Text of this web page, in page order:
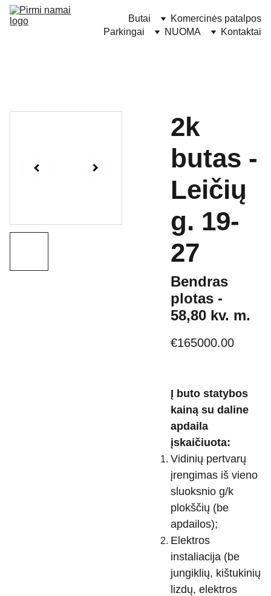
Butai
Komercinės patalpos
Parkingai
NUOMA Kontaktai
2k
butas -
Leičių
g. 19-
27
Bendras
plotas -
58,80 kv. m.
€165000.00
Į buto statybos
kainą su daline
apdaila
įskaičiuota:
Vidinių pertvarų
įrengimas iš vieno
sluoksnio g/k
plokščių (be
apdailos);
Elektros
instaliacija (be
jungiklių, kištukinių
lizdų, elektros